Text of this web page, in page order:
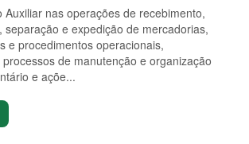
Auxiliar nas operações de recebimento,
separação e expedição de mercadorias,
e procedimentos operacionais,
de manutenção e organização
e açõe...